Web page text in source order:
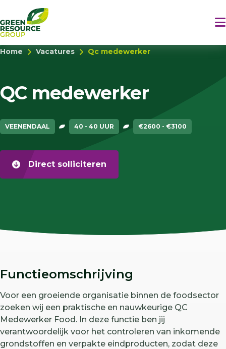
Home Vacatures Qc medewerker
QC medewerker
VEENENDAAL 40 - 40 UUR €2600 - €3100
Direct solliciteren
Functieomschrijving
Voor een groeiende organisatie binnen de foodsector
zoeken wij een praktische en nauwkeurige QC
Medewerker Food. In deze functie ben jij
verantwoordelijk voor het controleren van inkomende
grondstoffen en verpakte eindproducten, zodat deze